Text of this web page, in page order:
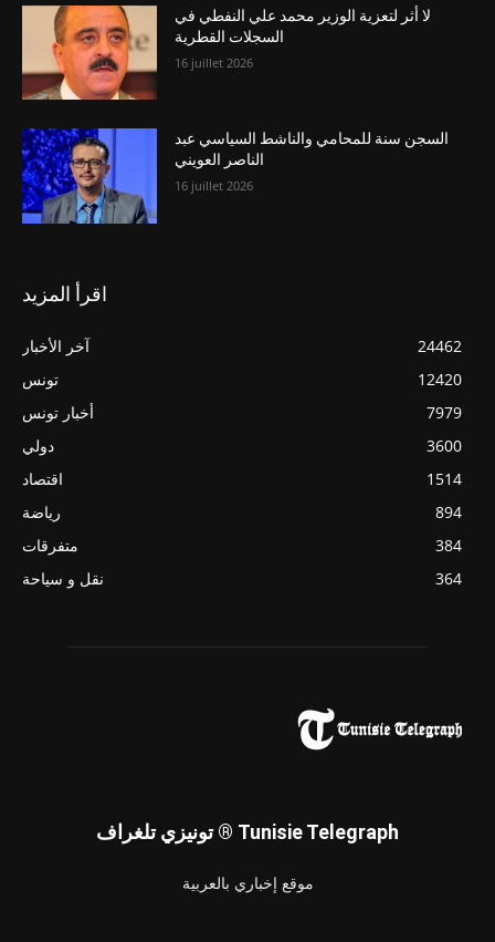
لا أثر لتعزية الوزير محمد علي النفطي في
السجلات القطرية
16 juillet 2026
السجن سنة للمحامي والناشط السياسي عبد
الناصر العويني
16 juillet 2026
اقرأ المزيد
آخر الأخبار
24462
تونس
12420
أخبار تونس
7979
دولي
3600
اقتصاد
1514
رياضة
894
متفرقات
384
نقل و سياحة
364
تونيزي تلغراف ® Tunisie Telegraph
موقع إخباري بالعربية